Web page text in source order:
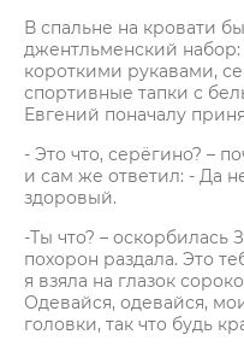
В спальне на кровати
джентльменский набор:
короткими рукавами,
спортивные тапки с
Евгений поначалу
- Это что, серёгино? –
и сам же ответил: - Да
здоровый.
-Ты что? – оскорбилась
похорон раздала. Это
я взяла на глазок
Одевайся, одевайся,
головки, так что будь